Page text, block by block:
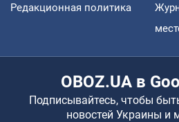
Редакционная политика
OBOZ.UA в
Подписывайтесь, чтобы
новостей Украины и